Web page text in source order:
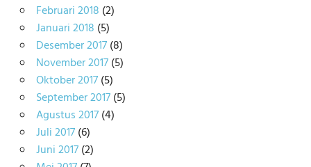
Februari 2018 (2)
Januari 2018 (5)
Desember 2017(8)
November 2017(5)
Oktober 2017(5)
September 2017(5)
Agustus 2017(4)
Juli 2017(6)
Juni 2017(2)